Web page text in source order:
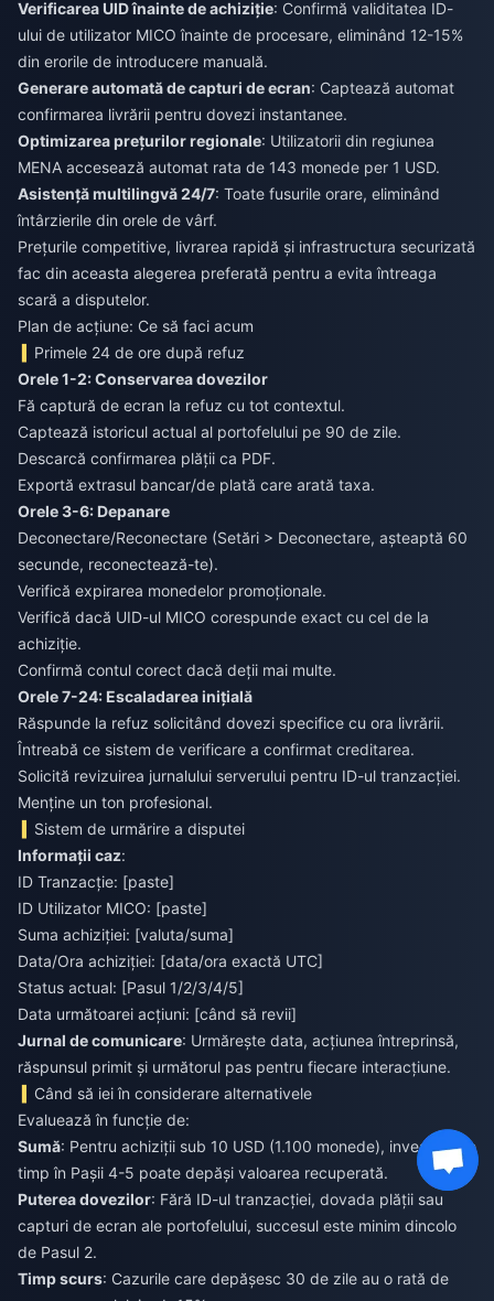
Verificarea UID înainte de achiziție: Confirmă validitatea ID-
ului de utilizator MICO înainte de procesare, eliminând 12-15%
din erorile de introducere manuală.
Generare automată de capturi de ecran: Captează automat
confirmarea livrării pentru dovezi instantanee.
Optimizarea prețurilor regionale: Utilizatorii din regiunea
MENA accesează automat rata de 143 monede per 1 USD.
Asistență multilingvă 24/7: Toate fusurile orare, eliminând
întârzierile din orele de vârf.
Prețurile competitive, livrarea rapidă și infrastructura securizată
fac din aceasta alegerea preferată pentru a evita întreaga
scară a disputelor.
Plan de acțiune: Ce să faci acum
Primele 24 de ore după refuz
Orele 1-2: Conservarea dovezilor
Fă captură de ecran la refuz cu tot contextul.
Captează istoricul actual al portofelului pe 90 de zile.
Descarcă confirmarea plății ca PDF.
Exportă extrasul bancar/de plată care arată taxa.
Orele 3-6: Depanare
Deconectare/Reconectare (Setări > Deconectare, așteaptă 60
secunde, reconectează-te).
Verifică expirarea monedelor promoționale.
Verifică dacă UID-ul MICO corespunde exact cu cel de la
achiziție.
Confirmă contul corect dacă deții mai multe.
Orele 7-24: Escaladarea inițială
Răspunde la refuz solicitând dovezi specifice cu ora livrării.
Întreabă ce sistem de verificare a confirmat creditarea.
Solicită revizuirea jurnalului serverului pentru ID-ul tranzacției.
Menține un ton profesional.
Sistem de urmărire a disputei
Informații caz:
ID Tranzacție: [paste]
ID Utilizator MICO: [paste]
Suma achiziției: [valuta/suma]
Data/Ora achiziției: [data/ora exactă UTC]
Status actual: [Pasul 1/2/3/4/5]
Data următoarei acțiuni: [când să revii]
Jurnal de comunicare: Urmărește data, acțiunea întreprinsă,
răspunsul primit și următorul pas pentru fiecare interacțiune.
Când să iei în considerare alternativele
Evaluează în funcție de:
Sumă: Pentru achiziții sub 10 USD (1.100 monede), investiția de
timp în Pașii 4-5 poate depăși valoarea recuperată.
Puterea dovezilor: Fără ID-ul tranzacției, dovada plății sau
capturi de ecran ale portofelului, succesul este minim dincolo
de Pasul 2.
Timp scurs: Cazurile care depășesc 30 de zile au o rată de